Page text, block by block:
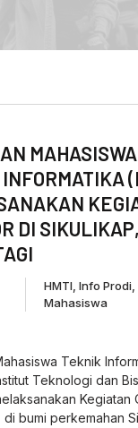
MAHASISWA
DI SIKULIKAP,
HMTI ,Info Prodi
Mahasiswa
Teknik
Teknologi dan
Kegiatan
bumi perkemahan